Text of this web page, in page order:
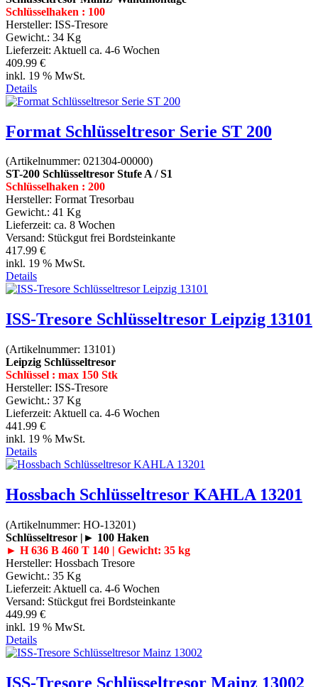
Schlüsselhaken : 100
Hersteller: ISS-Tresore
Gewicht.: 34 Kg
Lieferzeit: Aktuell ca. 4-6 Wochen
409.99 €
inkl. 19 % MwSt.
Details
Format Schlüsseltresor Serie ST 200
(Artikelnummer: 021304-00000)
ST-200 Schlüsseltresor Stufe A / S1
Schlüsselhaken : 200
Hersteller: Format Tresorbau
Gewicht.: 41 Kg
Lieferzeit: ca. 8 Wochen
Versand: Stückgut frei Bordsteinkante
417.99 €
inkl. 19 % MwSt.
Details
ISS-Tresore Schlüsseltresor Leipzig 13101
(Artikelnummer: 13101)
Leipzig Schlüsseltresor
Schlüssel : max 150 Stk
Hersteller: ISS-Tresore
Gewicht.: 37 Kg
Lieferzeit: Aktuell ca. 4-6 Wochen
441.99 €
inkl. 19 % MwSt.
Details
Hossbach Schlüsseltresor KAHLA 13201
(Artikelnummer: HO-13201)
Schlüsseltresor |► 100 Haken
► H 636 B 460 T 140 | Gewicht: 35 kg
Hersteller: Hossbach Tresore
Gewicht.: 35 Kg
Lieferzeit: Aktuell ca. 4-6 Wochen
Versand: Stückgut frei Bordsteinkante
449.99 €
inkl. 19 % MwSt.
Details
ISS-Tresore Schlüsseltresor Mainz 13002